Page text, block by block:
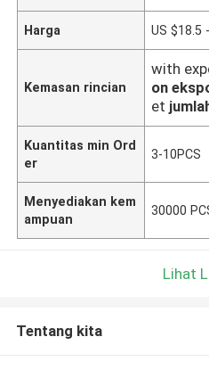
Harga US $18.5
Kemasan rincian
with
on
et
Kuantitas min Ord
er
3-10PCS
Menyediakan kem
ampuan
30000
Lihat
Tentang kita